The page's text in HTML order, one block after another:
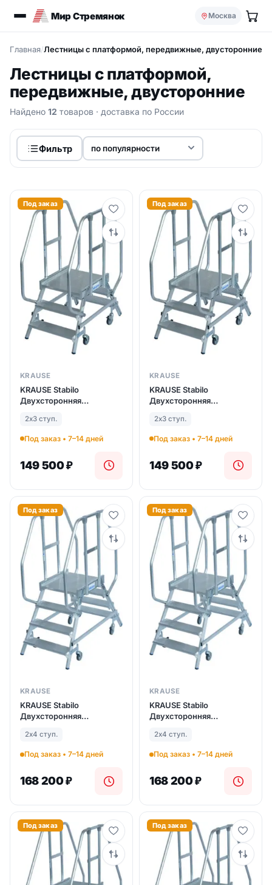
Мир Стремянок Москва
Главная/Лестницы с платформой, передвижные, двусторонние
Лестницы с платформой,
передвижные, двусторонние
Найдено 12 товаров · доставка по России
Фильтр
Под заказ
KRAUSE
KRAUSE Stabilo
Двухсторонняя
платформой 2Х3 ступ.
2х3 ступ.
Под заказ • 7–14 дней
149 500₽
Под заказ
KRAUSE
KRAUSE Stabilo
Двухсторонняя
платформой 2Х3 ступ.
2х3 ступ.
Под заказ • 7–14 дней
149 500₽
Под заказ
KRAUSE
KRAUSE Stabilo
Двухсторонняя
платформой 2Х4 ступ.
2х4 ступ.
Под заказ • 7–14 дней
168 200₽
Под заказ
KRAUSE
KRAUSE Stabilo
Двухсторонняя
платформой 2Х4 ступ.
2х4 ступ.
Под заказ • 7–14 дней
168 200₽
Под заказ Под заказ